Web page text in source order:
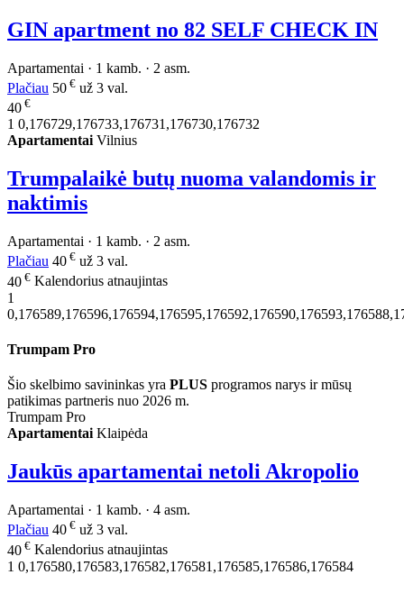
GIN apartment no 82 SELF CHECK IN
Apartamentai · 1 kamb. · 2 asm.
Plačiau 50 € už 3 val.
40 €
1 0,176729,176733,176731,176730,176732
Apartamentai Vilnius
Trumpalaikė butų nuoma valandomis ir
naktimis
Apartamentai · 1 kamb. · 2 asm.
Plačiau 40 € už 3 val.
40 € Kalendorius atnaujintas
1
Trumpam Pro
Šio skelbimo savininkas yra PLUS programos narys ir mūsų
patikimas partneris nuo 2026 m.
Trumpam Pro
Apartamentai Klaipėda
Jaukūs apartamentai netoli Akropolio
Apartamentai · 1 kamb. · 4 asm.
Plačiau 40 € už 3 val.
40 € Kalendorius atnaujintas
1 0,176580,176583,176582,176581,176585,176586,176584